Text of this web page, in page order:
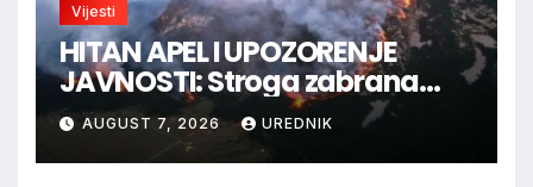
Vijesti
HITAN APEL I UPOZORENJE
JAVNOSTI: Stroga zabrana
loženja vatre u Parku prirode
Blidinje!
AUGUST 7, 2026 UREDNIK